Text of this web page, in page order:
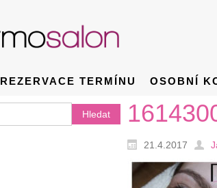
REZERVACE TERMÍNU OSOBNÍ
21.4.2017